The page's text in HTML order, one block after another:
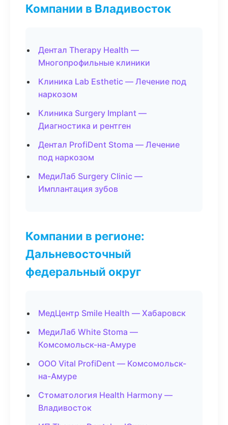
Компании в Владивосток
Дентал Therapy Health —
Многопрофильные клиники
Клиника Lab Esthetic — Лечение под
наркозом
Клиника Surgery Implant —
Диагностика и рентген
Дентал ProfiDent Stoma — Лечение
под наркозом
МедиЛаб Surgery Clinic —
Имплантация зубов
Компании в регионе:
Дальневосточный
федеральный округ
МедЦентр Smile Health — Хабаровск
МедиЛаб White Stoma —
Комсомольск-на-Амуре
ООО Vital ProfiDent — Комсомольск-
на-Амуре
Стоматология Health Harmony —
Владивосток